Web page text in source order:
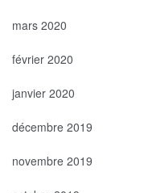
mars 2020
février 2020
janvier 2020
décembre 2019
novembre 2019